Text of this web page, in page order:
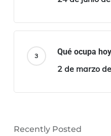
Qué ocupa
2 de marzo
Recently Posted